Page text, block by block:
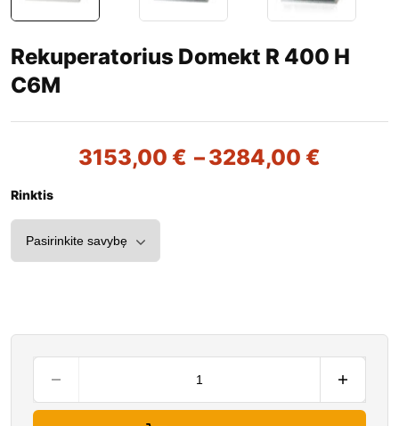
Rekuperatorius Domekt R 400 H
C6M
3153,00 € –3284,00 €
Rinktis